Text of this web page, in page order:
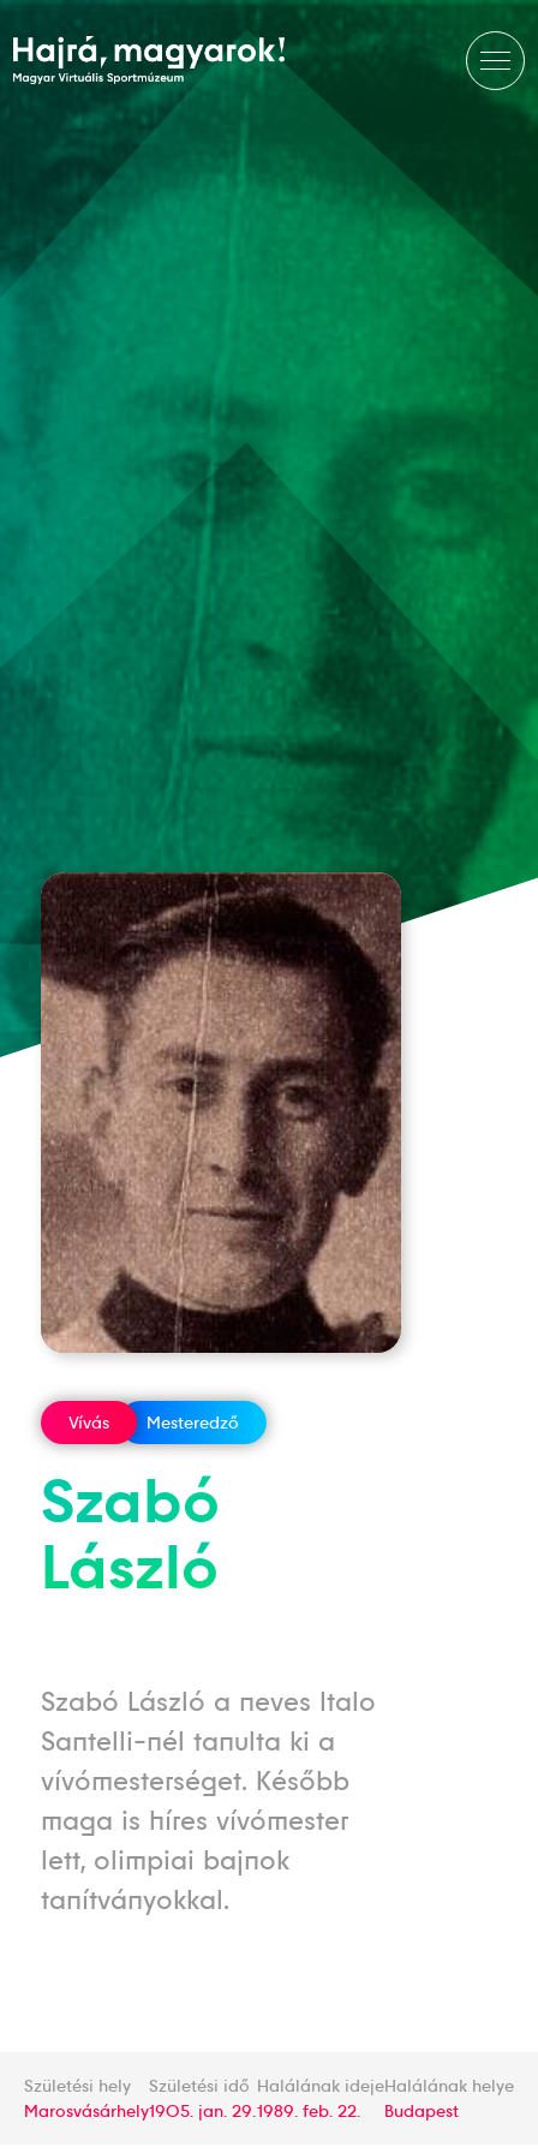
Vívás Mesteredző
Szabó
László
Szabó László a neves Italo
Santelli-nél tanulta ki a
vívómesterséget. Később
maga is híres vívómester
lett, olimpiai bajnok
tanítványokkal.
Születési hely
Marosvásárhely
Születési idő
1905. jan. 29.
Halálának ideje
1989. feb. 22.
Halálának helye
Budapest